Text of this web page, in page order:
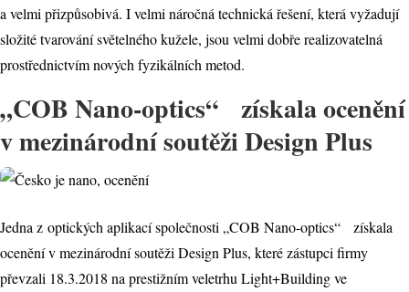
a velmi přizpůsobivá. I velmi náročná technická řešení, která vyžadují
složité tvarování světelného kužele, jsou velmi dobře realizovatelná
prostřednictvím nových fyzikálních metod.
„COB Nano-optics“ získala ocenění
v mezinárodní soutěži Design Plus
Jedna z optických aplikací společnosti „COB Nano-optics“ získala
ocenění v mezinárodní soutěži Design Plus, které zástupci firmy
převzali 18.3.2018 na prestižním veletrhu Light+Building ve